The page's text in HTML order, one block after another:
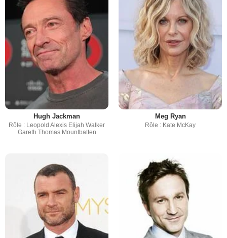
Hugh Jackman
Rôle : Leopold Alexis Elijah Walker
Gareth Thomas Mountbatten
Meg Ryan
Rôle : Kate McKay